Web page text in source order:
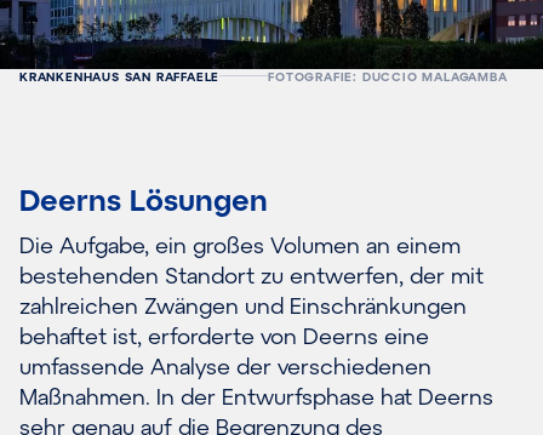
KRANKENHAUS SAN RAFFAELE FOTOGRAFIE: DUCCIO MALAGAMBA
Deerns Lösungen
Die Aufgabe, ein großes Volumen an einem
bestehenden Standort zu entwerfen, der mit
zahlreichen Zwängen und Einschränkungen
behaftet ist, erforderte von Deerns eine
umfassende Analyse der verschiedenen
Maßnahmen. In der Entwurfsphase hat Deerns
sehr genau auf die Begrenzung des